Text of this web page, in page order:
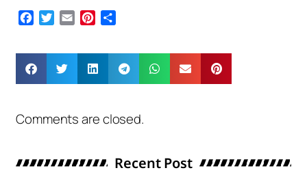
Facebook
Twitter
Email Pinterest
Comments are closed.
Recent Post